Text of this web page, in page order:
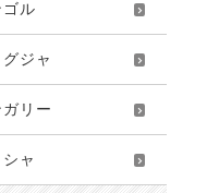
ゴル
ジャ
リー
ャ